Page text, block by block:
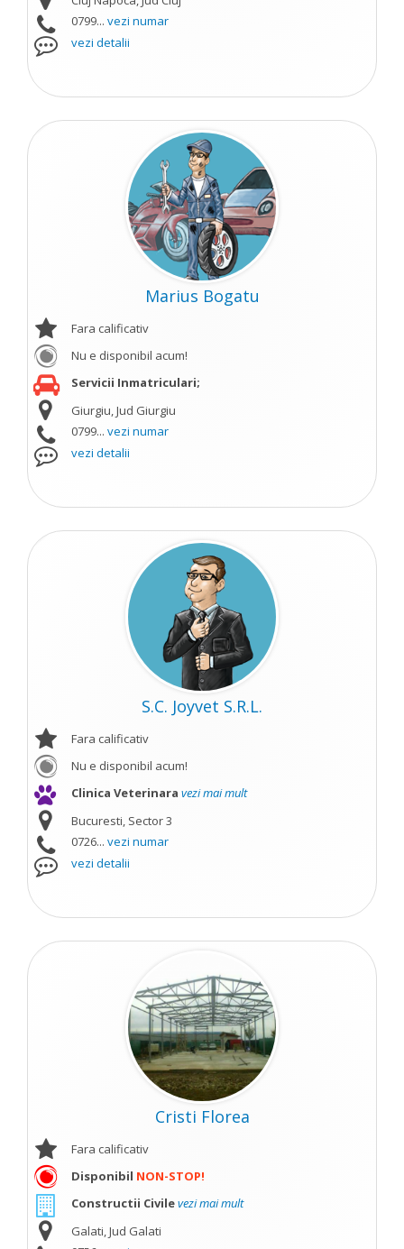
0799... vezi numar
vezi detalii
Marius Bogatu
Fara calificativ
Nu e disponibil acum!
Servicii Inmatriculari;
Giurgiu, Jud Giurgiu
0799... vezi numar
vezi detalii
S.C. Joyvet S.R.L.
Fara calificativ
Nu e disponibil acum!
Clinica Veterinara vezi mai mult
Bucuresti, Sector 3
0726... vezi numar
vezi detalii
Cristi Florea
Fara calificativ
Disponibil NON-STOP!
Constructii Civilevezi mai mult
Galati, Jud Galati